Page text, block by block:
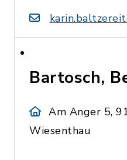
Bartosch,
Am Anger 5,
Wiesenthau